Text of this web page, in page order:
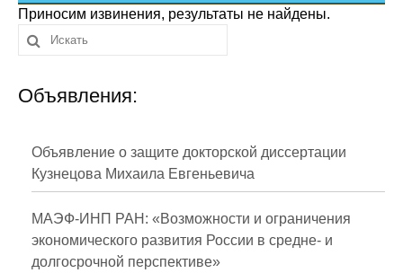
Сотрудники
Отчетность
Противодействие коррупции
Публикации
Научная жизнь
Издания
Приносим извинения, результаты не найдены.
Объявления:
Объявление о защите докторской диссертации
Кузнецова Михаила Евгеньевича
МАЭФ-ИНП РАН: «Возможности и ограничения
экономического развития России в средне- и
долгосрочной перспективе»